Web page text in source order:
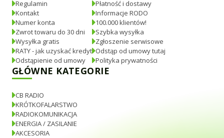
Regulamin
Kontakt
Numer konta
Zwrot towaru do 30 dni
Wysyłka gratis
RATY - jak uzyskać kredyt
Odstąpienie od umowy
Płatność i dostawy
Informacje RODO
100.000 klientów!
Szybka wysyłka
Zgłoszenie serwisowe
Odstąp od umowy tutaj
Polityka prywatności
GŁÓWNE KATEGORIE
CB RADIO
KRÓTKOFALARSTWO
RADIOKOMUNIKACJA
ENERGIA / ZASILANIE
AKCESORIA